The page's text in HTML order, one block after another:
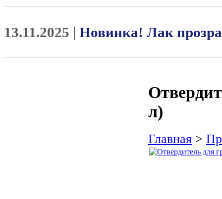
13.11.2025 | Новинка! Лак
л)
Главная >